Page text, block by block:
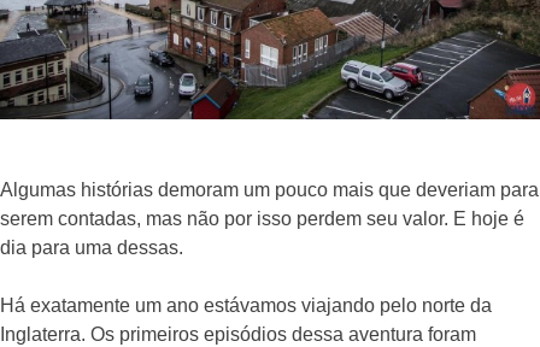
Algumas histórias demoram um pouco mais que deveriam para
serem contadas, mas não por isso perdem seu valor. E hoje é
dia para uma dessas.
Há exatamente um ano estávamos viajando pelo norte da
Inglaterra. Os primeiros episódios dessa aventura foram